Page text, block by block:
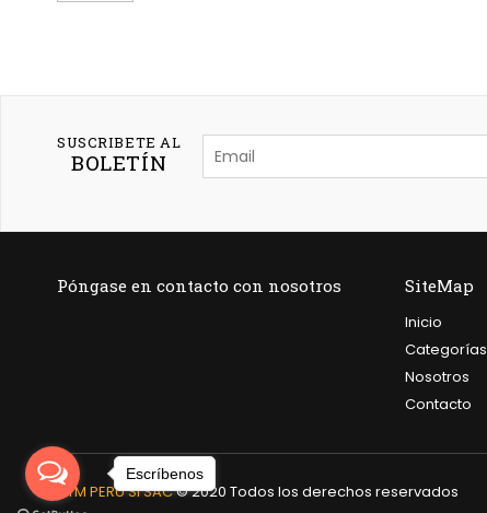
SUSCRIBETE AL
BOLETÍN
Póngase en contacto con nosotros SiteMap
Inicio
Categorías
Nosotros
Contacto
AYM PERU SI SAC© 2020 Todos los derechos reservados
Escríbenos